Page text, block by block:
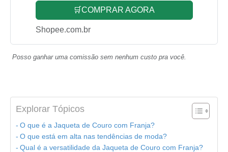
🛒COMPRAR AGORA
Shopee.com.br
Posso ganhar uma comissão sem nenhum custo pra você.
Explorar Tópicos
O que é a Jaqueta de Couro com Franja?
O que está em alta nas tendências de moda?
Qual é a versatilidade da Jaqueta de Couro com Franja?